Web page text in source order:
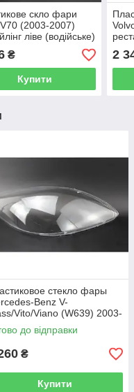
скло фари
(2003-2007)
ліве (водійське)
₴
Купити
2
стекло фары
Benz V-
Vito/Viano (W639) 2003-
правое (пассажирское)
до відправки
₴
Купити